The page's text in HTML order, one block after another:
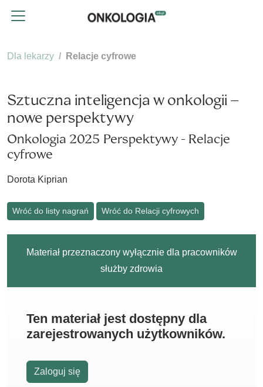
Dla lekarzy Relacje cyfrowe
Sztuczna inteligencja w onkologii –
nowe perspektywy
Onkologia 2025 Perspektywy - Relacje
cyfrowe
Dorota Kiprian
Wróć do listy nagrań Wróć do Relacji cyfrowych
Materiał przeznaczony wyłącznie dla pracowników
służby zdrowia
Ten materiał jest dostępny dla
zarejestrowanych użytkowników.
Zaloguj się